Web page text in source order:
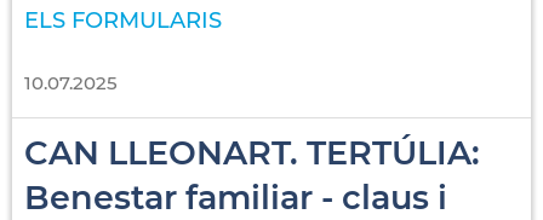
ELS FORMULARIS
10.07.2025
CAN LLEONART. TERTÚLIA:
Benestar familiar - claus i